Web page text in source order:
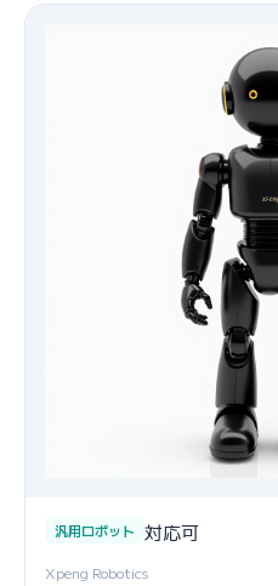
汎用ロボット 対応可
Xpeng Robotics